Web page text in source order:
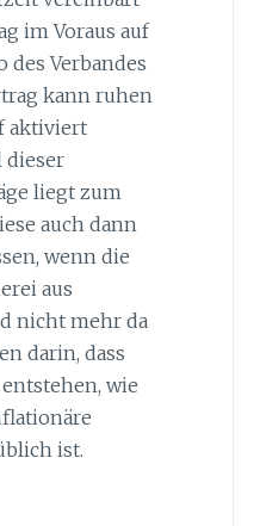
im Voraus auf
Verbandes
kann ruhen
aktiviert
dieser
liegt zum
auch dann
wenn die
aus
nicht mehr da
darin, dass
wie
ist.